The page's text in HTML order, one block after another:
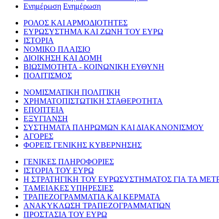
Ενημέρωση Ενημέρωση
ΡΟΛΟΣ ΚΑΙ ΑΡΜΟΔΙΟΤΗΤΕΣ
ΕΥΡΩΣΥΣΤΗΜΑ ΚΑΙ ΖΩΝΗ ΤΟΥ ΕΥΡΩ
ΙΣΤΟΡΙΑ
ΝΟΜΙΚΟ ΠΛΑΙΣΙΟ
ΔΙΟΙΚΗΣΗ ΚΑΙ ΔΟΜΗ
ΒΙΩΣΙΜΟΤΗΤΑ - ΚΟΙΝΩΝΙΚΗ ΕΥΘΥΝΗ
ΠΟΛΙΤΙΣΜΟΣ
ΝΟΜΙΣΜΑΤΙΚΗ ΠΟΛΙΤΙΚΗ
ΧΡΗΜΑΤΟΠΙΣΤΩΤΙΚΗ ΣΤΑΘΕΡΟΤΗΤΑ
ΕΠΟΠΤΕΙΑ
ΕΞΥΓΙΑΝΣΗ
ΣΥΣΤΗΜΑΤΑ ΠΛΗΡΩΜΩΝ ΚΑΙ ΔΙΑΚΑΝΟΝΙΣΜΟΥ
ΑΓΟΡΕΣ
ΦΟΡΕΙΣ ΓΕΝΙΚΗΣ ΚΥΒΕΡΝΗΣΗΣ
ΓΕΝΙΚΕΣ ΠΛΗΡΟΦΟΡΙΕΣ
ΙΣΤΟΡΙΑ ΤΟΥ ΕΥΡΩ
Η ΣΤΡΑΤΗΓΙΚΗ ΤΟΥ ΕΥΡΩΣΥΣΤΗΜΑΤΟΣ ΓΙΑ ΤΑ
ΤΑΜΕΙΑΚΕΣ ΥΠΗΡΕΣΙΕΣ
ΤΡΑΠΕΖΟΓΡΑΜΜΑΤΙΑ ΚΑΙ ΚΕΡΜΑΤΑ
ΑΝΑΚΥΚΛΩΣΗ ΤΡΑΠΕΖΟΓΡΑΜΜΑΤΙΩΝ
ΠΡΟΣΤΑΣΙΑ ΤΟΥ ΕΥΡΩ